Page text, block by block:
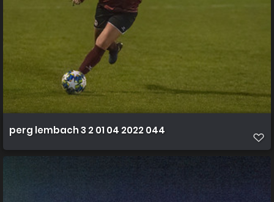
perg lembach 3 2 01 04 2022 044